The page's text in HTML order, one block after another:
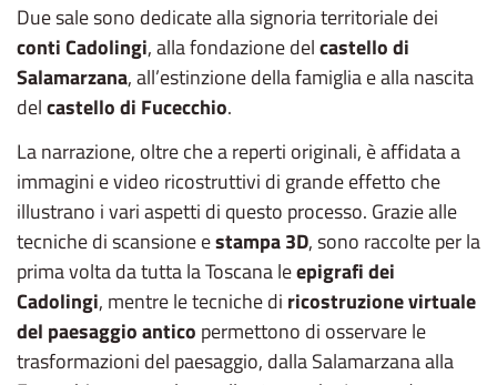
Due sale sono dedicate alla signoria territoriale dei
conti Cadolingi, alla fondazione delcastello di
Salamarzana, all’estinzione della famiglia e alla nascita
delcastello di Fucecchio.
La narrazione, oltre che a reperti originali, è affidata a
immagini e video ricostruttivi di grande effetto che
illustrano i vari aspetti di questo processo. Grazie alle
tecniche di scansione estampa 3D, sono raccolte per la
prima volta da tutta la Toscana leepigrafi dei
Cadolingi, mentre le tecniche di ricostruzione virtuale
del paesaggio antico permettono di osservare le
trasformazioni del paesaggio, dalla Salamarzana alla